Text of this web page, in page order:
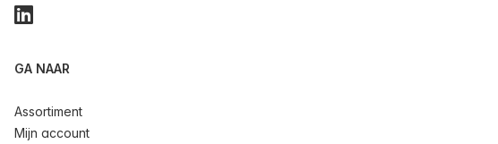
LinkedIn
GA NAAR
Assortiment
Mijn account